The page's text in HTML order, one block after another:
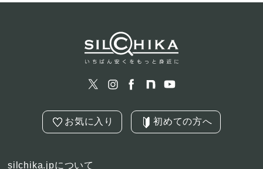
お気に入り 初めての方へ
silchika.jpについて